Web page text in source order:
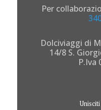
Per
Dolciviaggi di
14/8 S.
P.Iva